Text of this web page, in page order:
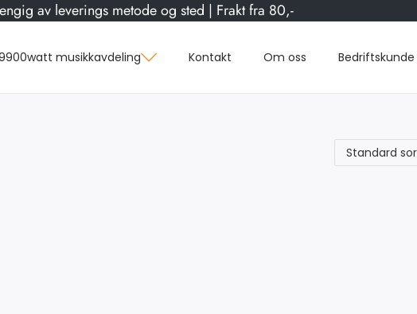
av leverings metode og sted | Frakt fra 80,-
musikkavdeling Kontakt Om oss Bedriftskunde